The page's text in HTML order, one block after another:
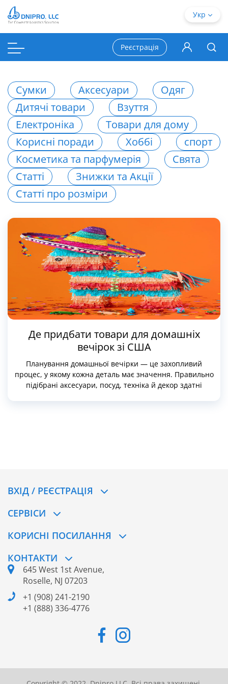
Сумки Аксесуари
Одяг
Дитячі товари
Взуття
Електроніка
Товари для дому
Корисні поради
Хоббі
спорт
Косметика та парфумерія
Свята
Статті
Знижки та Акції
Статті про розміри
Де придбати товари для домашніх
вечірок зі США
Планування домашньої вечірки — це захопливий
процес, у якому кожна деталь має значення. Правильно
підібрані аксесуари, посуд, техніка й декор здатні
Укр
Реєстрація
ВХІД / РЕЄСТРАЦІЯ
CЕРВІСИ
КОРИСНІ ПОСИЛАННЯ
КОНТАКТИ
645 West 1st Avenue,
Roselle, NJ 07203
+1 (908) 241-2190
+1 (888) 336-4776